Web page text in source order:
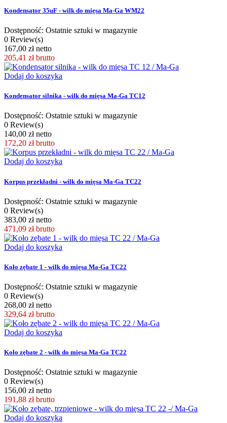
Kondensator 35uF - wilk do mięsa Ma-Ga WM22
Dostępność: Ostatnie sztuki w magazynie
0 Review(s)
167,00 zł netto
205,41 zł brutto
Dodaj do koszyka
Kondensator silnika - wilk do mięsa Ma-Ga TC12
Dostępność: Ostatnie sztuki w magazynie
0 Review(s)
140,00 zł netto
172,20 zł brutto
Dodaj do koszyka
Korpus przekładni - wilk do mięsa Ma-Ga TC22
Dostępność: Ostatnie sztuki w magazynie
0 Review(s)
383,00 zł netto
471,09 zł brutto
Dodaj do koszyka
Koło zębate 1 - wilk do mięsa Ma-Ga TC22
Dostępność: Ostatnie sztuki w magazynie
0 Review(s)
268,00 zł netto
329,64 zł brutto
Dodaj do koszyka
Koło zębate 2 - wilk do mięsa Ma-Ga TC22
Dostępność: Ostatnie sztuki w magazynie
0 Review(s)
156,00 zł netto
191,88 zł brutto
Dodaj do koszyka